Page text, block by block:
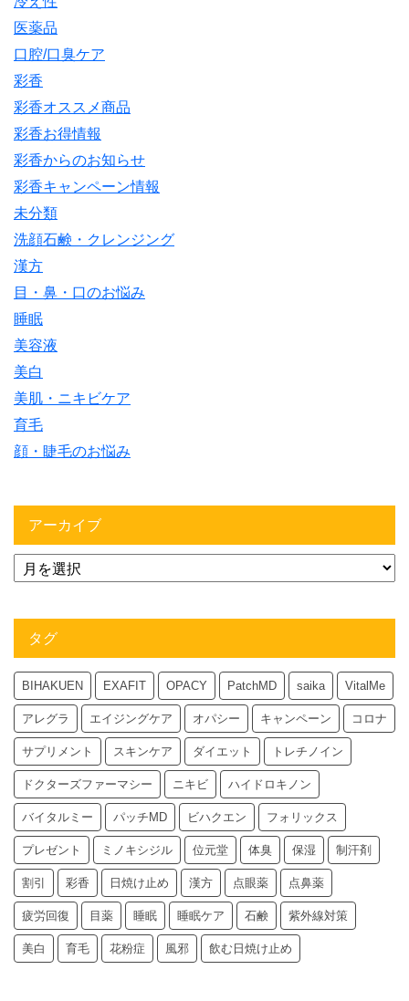
医薬品
口腔/口臭ケア
彩香
彩香オススメ商品
彩香お得情報
彩香からのお知らせ
彩香キャンペーン情報
未分類
洗顔石鹸・クレンジング
漢方
目・鼻・口のお悩み
睡眠
美容液
美白
美肌・ニキビケア
育毛
顔・睫毛のお悩み
アーカイブ
タグ
BIHAKUEN EXAFIT OPACY PatchMD saika VitalMe
アレグラ エイジングケア オパシー キャンペーン コロナ
サプリメント スキンケア ダイエット トレチノイン
ドクターズファーマシー ニキビ ハイドロキノン
バイタルミー パッチMD ビハクエン フォリックス
プレゼント ミノキシジル 位元堂 体臭 保湿 制汗剤
割引 彩香 日焼け止め 漢方 点眼薬 点鼻薬
疲労回復 目薬 睡眠 睡眠ケア 石鹸 紫外線対策
美白 育毛 花粉症 風邪 飲む日焼け止め